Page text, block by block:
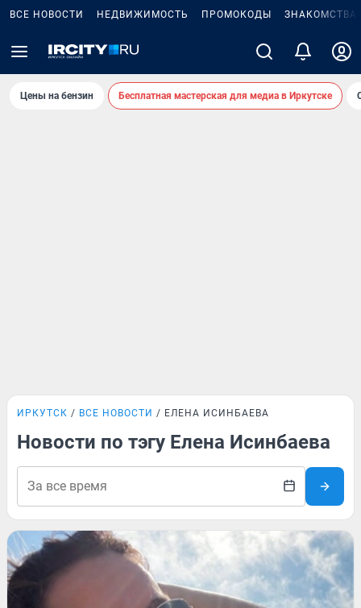
ВСЕ НОВОСТИ НЕДВИЖИМОСТЬ ПРОМОКОДЫ ЗНАКОМСТВА
Цены на бензин Бесплатная мастерская для медиа в Иркутске
ИРКУТСК ВСЕ НОВОСТИ ЕЛЕНА ИСИНБАЕВА
Новости по тэгу Елена Исинбаева